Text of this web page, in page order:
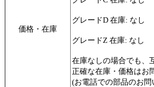
価格・在庫
グレードD 在庫: なし
グレードZ 在庫: なし
在庫なしの場合でも、
正確な在庫・価格はお
(お電話での部品のお